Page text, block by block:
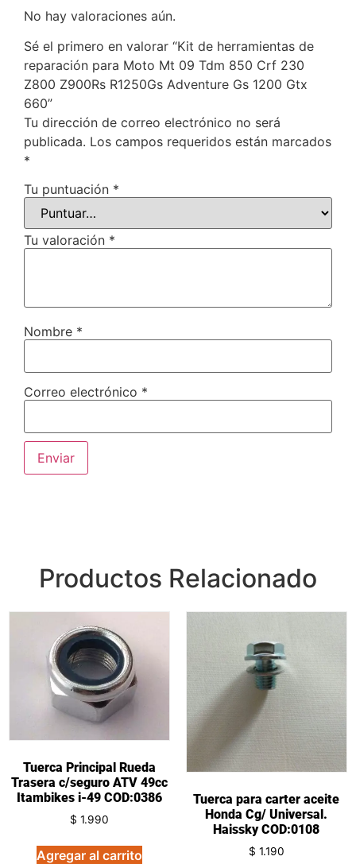
No hay valoraciones aún.
Sé el primero en valorar “Kit de herramientas de
reparación para Moto Mt 09 Tdm 850 Crf 230
Z800 Z900Rs R1250Gs Adventure Gs 1200 Gtx
660”
Tu dirección de correo electrónico no será
publicada. Los campos requeridos están marcados
*
Tu puntuación *
Tu valoración *
Nombre *
Correo electrónico *
Productos Relacionado
Tuerca Principal Rueda
Trasera c/seguro ATV 49cc
Itambikes i-49 COD:0386
$ 1.990
Agregar al carrito
Tuerca para carter aceite
Honda Cg/ Universal.
Haissky COD:0108
$ 1.190